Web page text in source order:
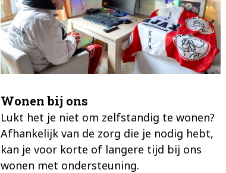
Wonen bij ons
Lukt het je niet om zelfstandig te wonen?
Afhankelijk van de zorg die je nodig hebt,
kan je voor korte of langere tijd bij ons
wonen met ondersteuning.